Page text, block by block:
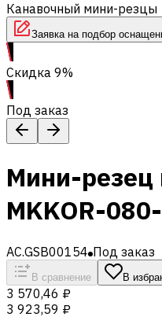
Канавочный мини-резцы
Заявка на подбор
Скидка 9%
Под заказ
Мини-резец
MKKOR-
AC.GSB00154 Под заказ
В сравнение В
3 570,46 ₽
3 923,59 ₽